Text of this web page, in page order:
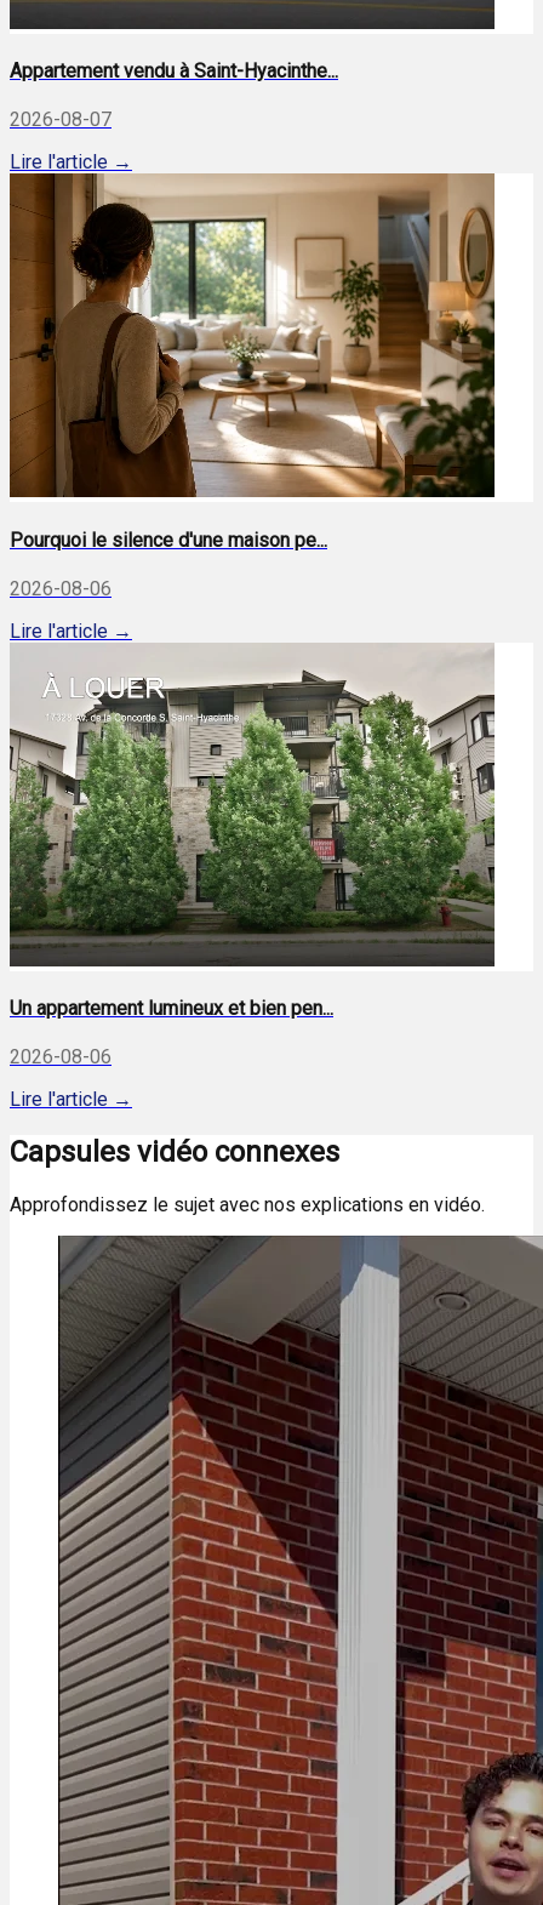
Appartement vendu à Saint-Hyacinthe...
2026-08-07
Lire l'article →
Pourquoi le silence d'une maison pe...
2026-08-06
Lire l'article →
Un appartement lumineux et bien pen...
2026-08-06
Lire l'article →
Capsules vidéo connexes
Approfondissez le sujet avec nos explications en vidéo.